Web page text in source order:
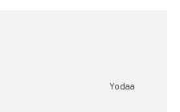
Yodaa